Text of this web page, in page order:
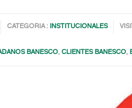
CATEGORIA : INSTITUCIONALES
BANESCO,CLIENTES BANESCO,